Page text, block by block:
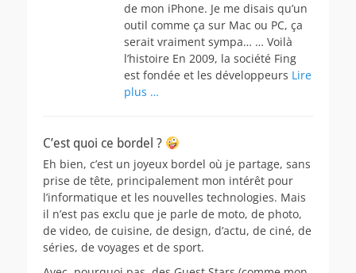
de mon iPhone. Je me disais qu’un
outil comme ça sur Mac ou PC, ça
serait vraiment sympa… … Voilà
l’histoire En 2009, la société Fing
est fondée et les développeurs Lire
plus …
C’est quoi ce bordel ?
Eh bien, c’est un joyeux bordel où je partage, sans
prise de tête, principalement mon intérêt pour
l’informatique et les nouvelles technologies. Mais
il n’est pas exclu que je parle de moto, de photo,
de video, de cuisine, de design, d’actu, de ciné, de
séries, de voyages et de sport.